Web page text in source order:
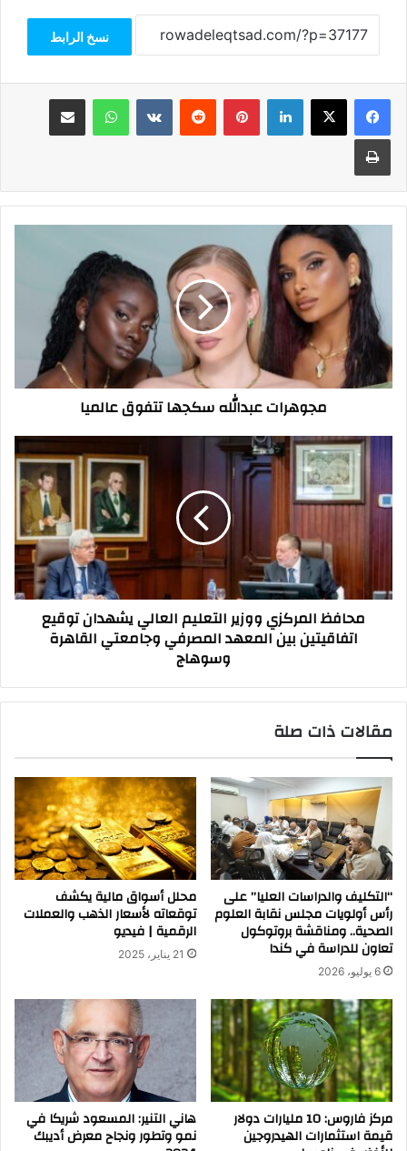
نسخ الرابط
فيسبوك‫X لينكدإن بينتيريست واتساب مشاركة عبر البريد
طباعة
مجوهرات
عبدالله
سكجها
تتفوق
عالميا
مجوهرات عبدالله سكجها تتفوق عالميا
محافظ
المركزي
التعليم
بين
المعهد
المصرفي
وسوهاج
محافظ المركزي ووزير التعليم العالي يشهدان توقيع
اتفاقيتين بين المعهد المصرفي وجامعتي القاهرة
وسوهاج
مقالات ذات صلة
“التكليف والدراسات العليا” على
رأس أولويات مجلس نقابة العلوم
الصحية.. ومناقشة بروتوكول
تعاون للدراسة في كندا
6 يوليو، 2026
محلل أسواق مالية يكشف
توقعاته لأسعار الذهب والعملات
الرقمية | فيديو
21 يناير، 2025
مركز فاروس: 10 مليارات دولار
قيمة استثمارات الهيدروجين
هاني التنير: المسعود شريكا في
نمو وتطور ونجاح معرض أديبك